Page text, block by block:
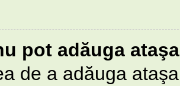
pot adăuga
de a adăuga